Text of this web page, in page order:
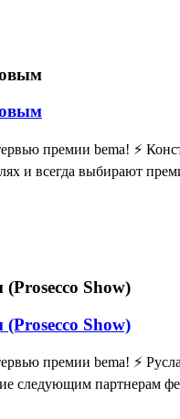
премии bema! ⚡
и всегда выбирают
Show)
Show)
премии bema! ⚡
следующим партнерам